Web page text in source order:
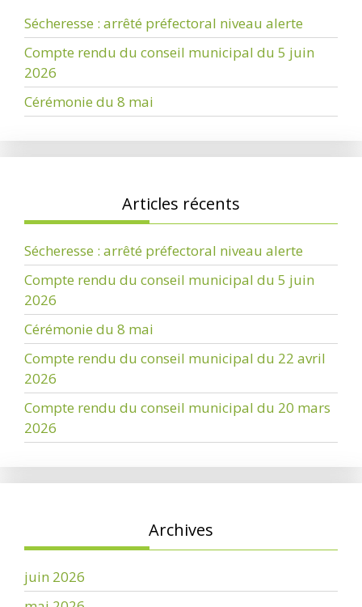
Sécheresse : arrêté préfectoral niveau alerte
Compte rendu du conseil municipal du 5 juin
2026
Cérémonie du 8 mai
Articles récents
Sécheresse : arrêté préfectoral niveau alerte
Compte rendu du conseil municipal du 5 juin
2026
Cérémonie du 8 mai
Compte rendu du conseil municipal du 22 avril
2026
Compte rendu du conseil municipal du 20 mars
2026
Archives
juin 2026